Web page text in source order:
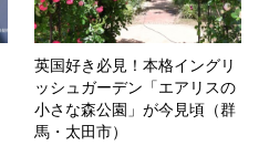
英国好き必見！本格イングリ
ッシュガーデン「エアリスの
小さな森公園」が今見頃（群
馬・太田市）